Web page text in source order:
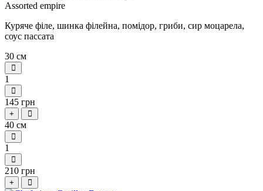
Аssorted empire
Куряче філе, шинка філейна, помідор, гриби, сир моцарела,
соус пассата
30 см
1
145 грн
+
40 см
1
210 грн
+